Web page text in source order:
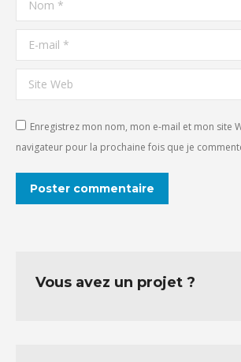
E-mail *
Site Web
Enregistrez mon nom, mon e-mail et mon site
navigateur pour la prochaine fois que je
Poster commentaire
Vous avez un projet ?